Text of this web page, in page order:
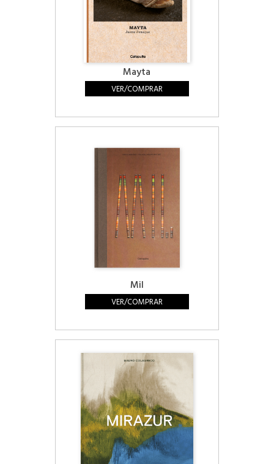
Mayta
VER/COMPRAR
Mil
VER/COMPRAR